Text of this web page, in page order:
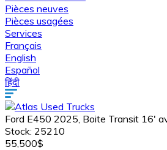
Pièces neuves
Pièces usagées
Services
Français
English
Español
हिंदी
Ford E450 2025, Boite Transit 16'
Stock: 25210
55,500$